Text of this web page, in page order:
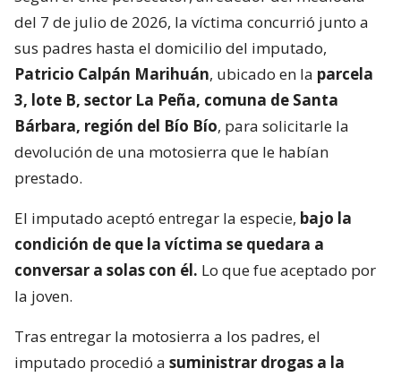
del 7 de julio de 2026, la víctima concurrió junto a
sus padres hasta el domicilio del imputado,
Patricio Calpán Marihuán, ubicado en la parcela
3, lote B, sector La Peña, comuna de Santa
Bárbara, región del Bío Bío, para solicitarle la
devolución de una motosierra que le habían
prestado.
El imputado aceptó entregar la especie, bajo la
condición de que la víctima se quedara a
conversar a solas con él. Lo que fue aceptado por
la joven.
Tras entregar la motosierra a los padres, el
imputado procedió a suministrar drogas a la